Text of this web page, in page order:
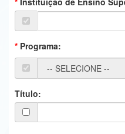
Ministério da Ciência, Tecnologia,
Ministério do Turismo
Controladoria-Geral da União
Programa:
Título: